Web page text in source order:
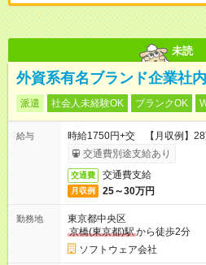
未読
外資系有名ブランド企業社
派遣 社会人未経験OK ブランクOK
給与
時給1750円+交 【月収例】28
交通費別途支給あり
交通費 交通費支給
月収例 25～30万円
勤務地
東京都中央区
京橋(東京都)駅から徒歩2分
ソフトウェア会社